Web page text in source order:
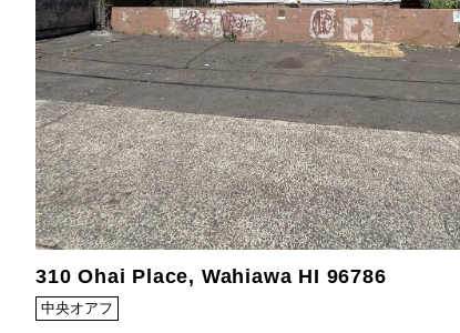
310 Ohai Place, Wahiawa HI 96786
中央オアフ